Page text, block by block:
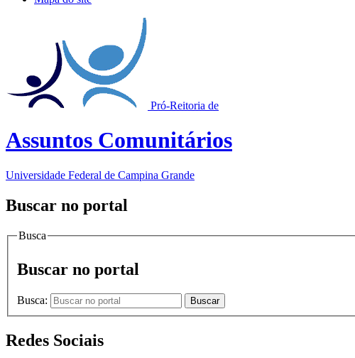
Pró-Reitoria de
Assuntos Comunitários
Universidade Federal de Campina Grande
Buscar no portal
Busca
Buscar no portal
Busca: Buscar
Redes Sociais